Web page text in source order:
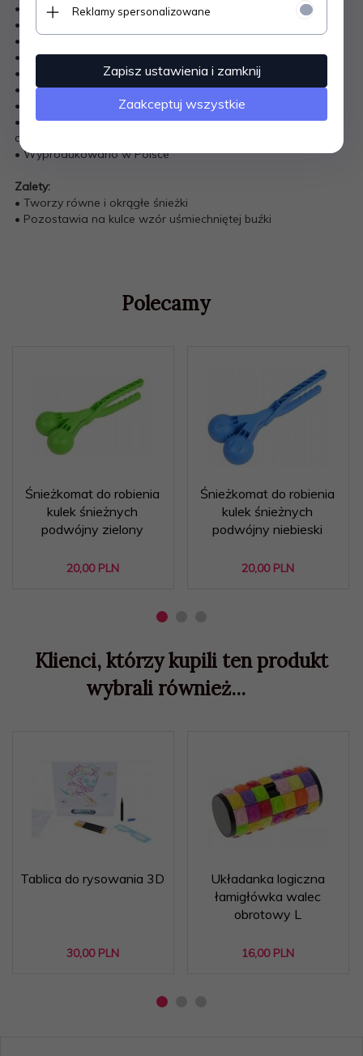
• Wymiary długość /szerokość: 38x15,8 cm
• Średnica śnieżki: ok 7,4cm
• Do tworzenia równych, okrągłych śnieżek
• Wzór uśmiechniętej buźki odbity na kulce
• Łatwe w użytkowaniu
• Waga: 250 g
• Kolor: różowy
• Zabawka polecana zarówno dla chłopców jak i
dziewczynek
• Wyprodukowano w Polsce
Zalety:
• Tworzy równe i okrągłe śnieżki
• Pozostawia na kulce wzór uśmiechniętej buźki
Polecamy
Śnieżkomat do robienia
kulek śnieżnych
podwójny zielony
20,00 PLN
Śnieżkomat do robienia
kulek śnieżnych
podwójny niebieski
20,00 PLN
Klienci, którzy kupili ten produkt
wybrali również...
Tablica do rysowania 3D
30,00 PLN
Układanka logiczna
łamigłówka walec
obrotowy L
16,00 PLN
Reklamy spersonalizowane
Zapisz ustawienia i zamknij
Zaakceptuj wszystkie